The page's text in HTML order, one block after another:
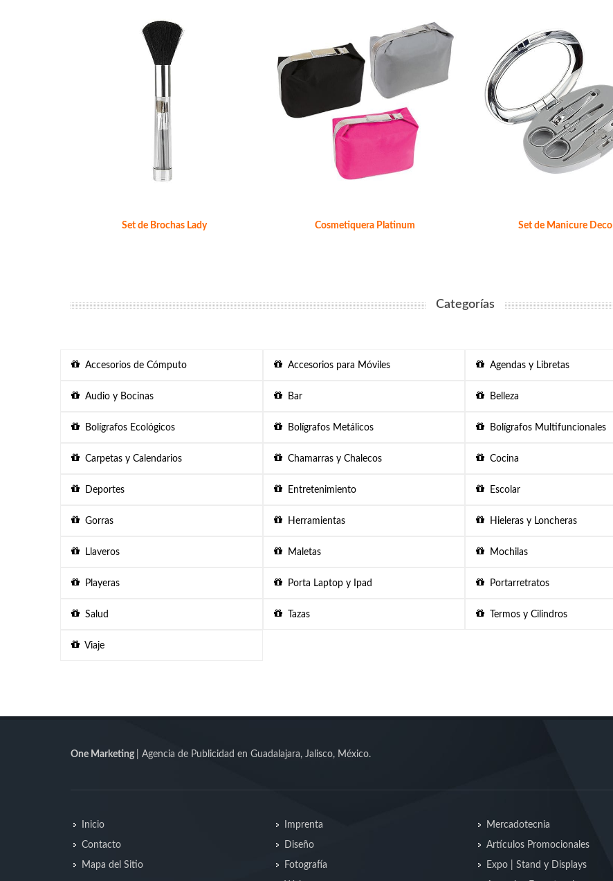
Set de Brochas Lady Cosmetiquera Platinum Set de Manicure Deco
Categorías
Accesorios de Cómputo Accesorios para Móviles Agendas y Libretas
Audio y Bocinas Bar Belleza
Bolígrafos Ecológicos Bolígrafos Metálicos Bolígrafos Multifuncionales
Carpetas y Calendarios Chamarras y Chalecos Cocina
Deportes Entretenimiento Escolar
Gorras Herramientas Hieleras y Loncheras
Llaveros Maletas Mochilas
Playeras Porta Laptop y Ipad Portarretratos
Salud Tazas Termos y Cilindros
Viaje
One Marketing | Agencia de Publicidad en Guadalajara, Jalisco, México.
Inicio
Contacto
Mapa del Sitio
Imprenta
Diseño
Fotografía
Mercadotecnia
Artículos Promocionales
Expo | Stand y Displays